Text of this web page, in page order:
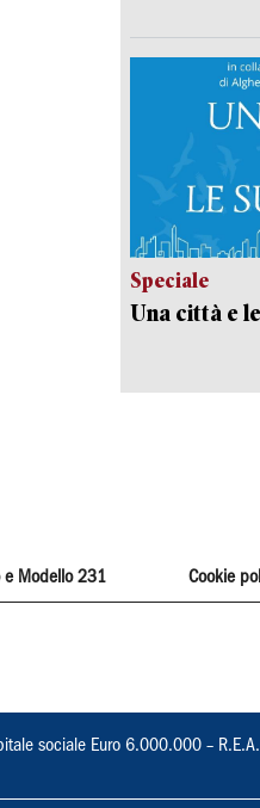
Speciale
Una città e
e Modello 231 Cookie
sociale Euro 6.000.000 –